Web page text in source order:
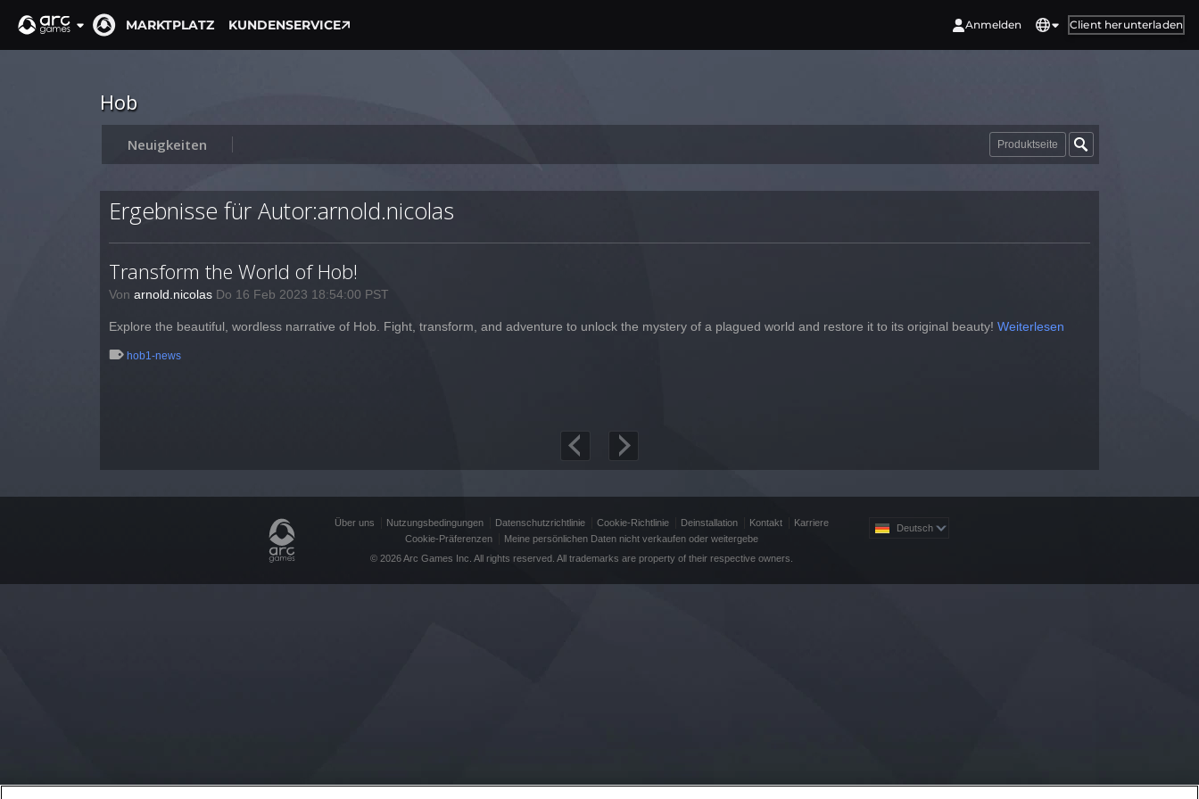
MARKTPLATZ KUNDENSERVICE Anmelden Client herunterladen
Hob
Neuigkeiten Produktseite
Ergebnisse für Autor:arnold.nicolas
Transform the World of Hob!
Von arnold.nicolas Do 16 Feb 2023 18:54:00 PST
Explore the beautiful, wordless narrative of Hob. Fight, transform, and adventure to unlock the mystery of a plagued world and restore it to its original beauty! Weiterlesen
hob1-news
Deutsch
Über uns Nutzungsbedingungen Datenschutzrichtlinie Cookie-Richtlinie Deinstallation Kontakt
Karriere
Cookie-Präferenzen
Meine persönlichen Daten nicht verkaufen oder weitergebe
© 2026 Arc Games Inc. All rights reserved. All trademarks are property of their respective owners.